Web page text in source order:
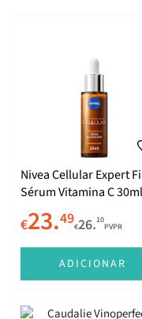
Nivea Cellular Expert
Sérum Vitamina C 30ml
€23.49€26.10
PVPR
ADICIONAR